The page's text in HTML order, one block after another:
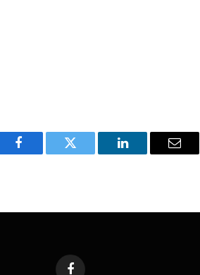
Facebook Twitter LinkedIn Email